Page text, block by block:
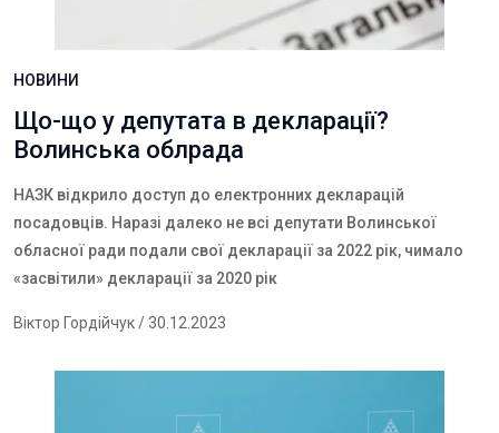
НОВИНИ
Що-що у депутата в декларації?
Волинська облрада
НАЗК відкрило доступ до електронних декларацій
посадовців. Наразі далеко не всі депутати Волинської
обласної ради подали свої декларації за 2022 рік, чимало
«засвітили» декларації за 2020 рік
Віктор Гордійчук/ 30.12.2023